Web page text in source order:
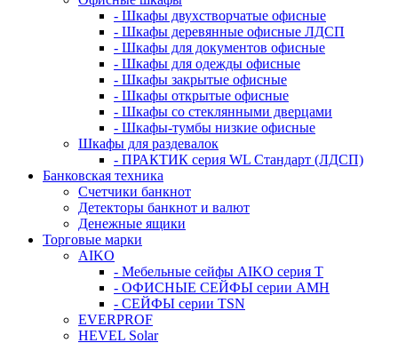
- Шкафы двухстворчатые офисные
- Шкафы деревянные офисные ЛДСП
- Шкафы для документов офисные
- Шкафы для одежды офисные
- Шкафы закрытые офисные
- Шкафы открытые офисные
- Шкафы со стеклянными дверцами
- Шкафы-тумбы низкие офисные
Шкафы для раздевалок
- ПРАКТИК серия WL Стандарт (ЛДСП)
Банковская техника
Счетчики банкнот
Детекторы банкнот и валют
Денежные ящики
Торговые марки
AIKO
- Мебельные сейфы AIKO серия Т
- ОФИСНЫЕ СЕЙФЫ серии AMH
- СЕЙФЫ серии TSN
EVERPROF
HEVEL Solar